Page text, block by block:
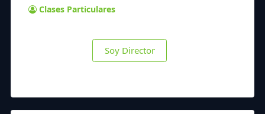
Clases Particulares
Soy Director